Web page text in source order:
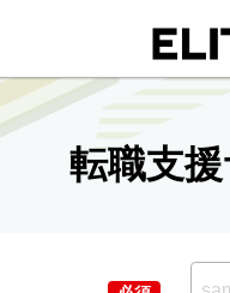
転職支